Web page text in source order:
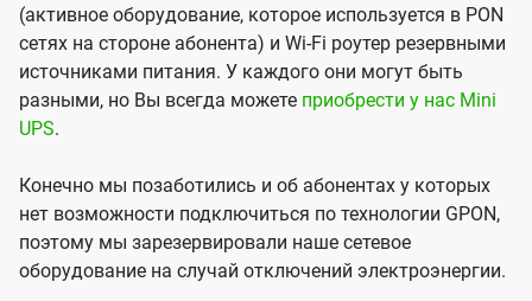
(активное оборудование, которое используется в PON
сетях на стороне абонента) и Wi-Fi роутер резервными
источниками питания. У каждого они могут быть
разными, но Вы всегда можете приобрести у нас Mini
UPS.
Конечно мы позаботились и об абонентах у которых
нет возможности подключиться по технологии GPON,
поэтому мы зарезервировали наше сетевое
оборудование на случай отключений электроэнергии.